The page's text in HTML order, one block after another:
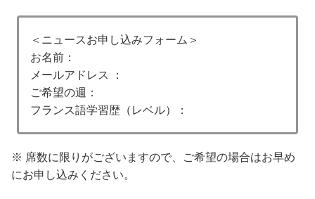
＜ニュースお申し込みフォーム＞
お名前：
メールアドレス ：
ご希望の週：
フランス語学習歴（レベル）：
※ 席数に限りがございますので、ご希望の場合はお早め
にお申し込みください。